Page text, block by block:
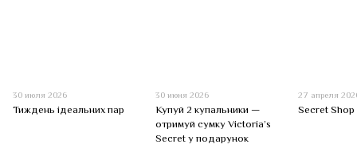
30 июля 2026
Тиждень ідеальних пар
30 июня 2026
Купуй 2 купальники —
отримуй сумку Victoria’s
Secret у подарунок
27 апреля
Secret Shop